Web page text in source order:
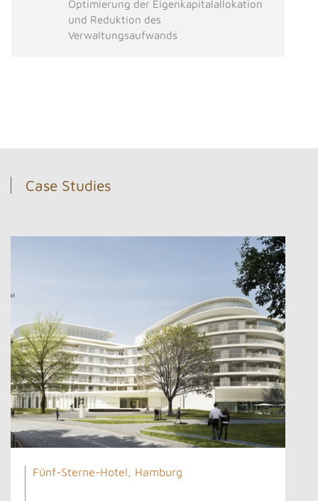
Optimierung der Eigenkapitalallokation
und Reduktion des
Verwaltungsaufwands
Case Studies
Fünf-Sterne-Hotel, Hamburg